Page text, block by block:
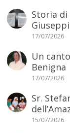
Storia di
17/07/2026
Un
Benigna
17/07/2026
Sr.
15/07/2026